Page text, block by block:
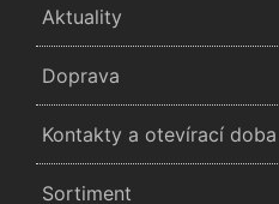
Aktuality
Doprava
Kontakty a otevírací doba
Sortiment